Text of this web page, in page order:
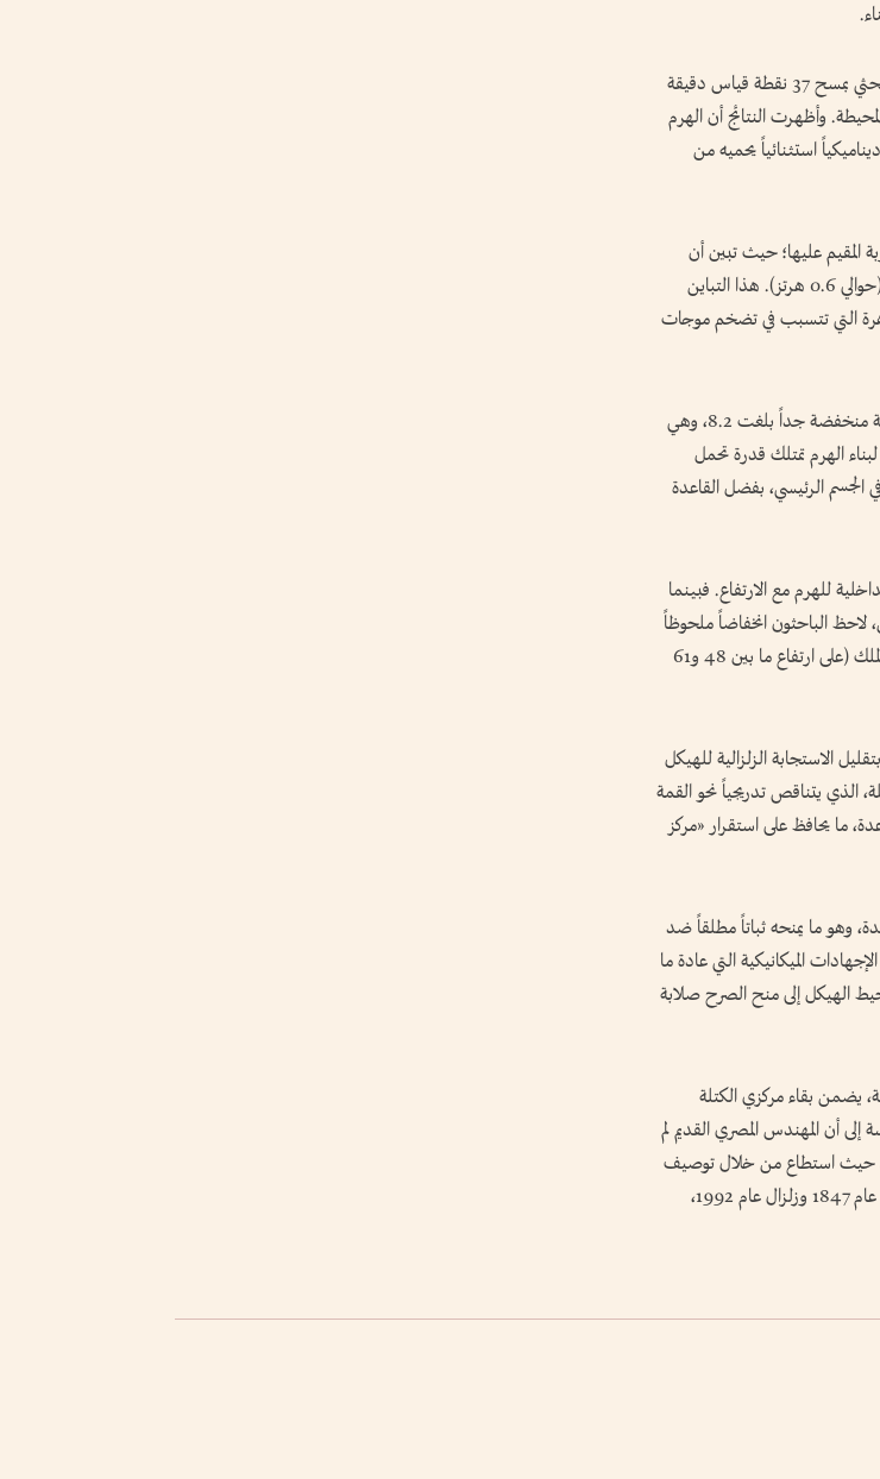
بواسطة تقنية «تحليل نسبة الطيف الأفقي إلى الرأسي» (HVSR)، قام الفريق البحثي بمسح 37 نقطة قياس دقيقة
وأظهرت النتائج أن الهرم
هرتز، ما يعكس تجانساً ديناميكياً استثنائياً يحميه من
المقيم عليها؛ حيث تبين أن
التردد الطبيعي للهرم (حوالي 2.3 هرتز) يختلف تماماً عن تردد التربة المحيطة به (حوالي 0.6 هرتز). هذا التباين
التي تتسبب في تضخم موجات
بالإضافة إلى ذلك، أظهر تقييم «مؤشر الهشاشة الزلزالية» (Kg) للأساسات قيمة منخفضة جداً بلغت 8.2، وهي
لبناء الهرم تمتلك قدرة تحمل
الرئيسي، بفضل القاعدة
للهرم مع الارتفاع. فبينما
الباحثون انخفاضاً ملحوظاً
ومفاجئاً في هذا التضخيم داخل «حجرات تخفيف الضغط» الواقعة فوق حجرة الملك (على ارتفاع ما بين 48 و61
الاستجابة الزلزالية للهيكل
الذي يتناقص تدريجياً نحو القمة
ما يحافظ على استقرار «مركز
وهو ما يمنحه ثباتاً مطلقاً ضد
الميكانيكية التي عادة ما
الهيكل إلى منح الصرح صلابة
يضمن بقاء مركزي الكتلة
إلى أن المهندس المصري القديم لم
حيث استطاع من خلال توصيف
الموقع وتصميم الهيكل بناء «حصن زلزالي» صمد أمام أقوى الهزات، ومنها زلزال عام 1847 وزلزال عام 1992،